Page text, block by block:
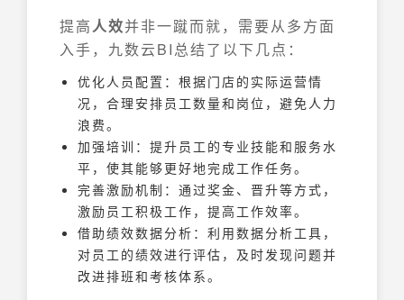
提高人效并非一蹴而就，需要从多方面
入手，九数云BI总结了以下几点：
优化人员配置：根据门店的实际运营情
况，合理安排员工数量和岗位，避免人力
浪费。
加强培训：提升员工的专业技能和服务水
平，使其能够更好地完成工作任务。
完善激励机制：通过奖金、晋升等方式，
激励员工积极工作，提高工作效率。
借助绩效数据分析：利用数据分析工具，
对员工的绩效进行评估，及时发现问题并
改进排班和考核体系。